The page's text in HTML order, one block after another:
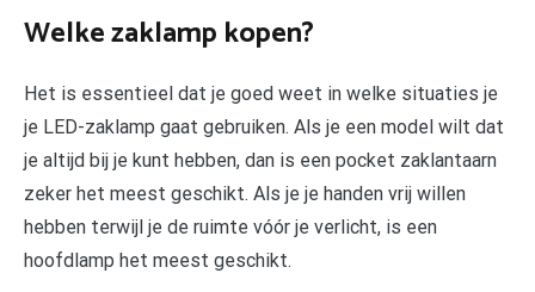
Welke zaklamp kopen?
Het is essentieel dat je goed weet in welke situaties je
je LED-zaklamp gaat gebruiken. Als je een model wilt dat
je altijd bij je kunt hebben, dan is een pocket zaklantaarn
zeker het meest geschikt. Als je je handen vrij willen
hebben terwijl je de ruimte vóór je verlicht, is een
hoofdlamp het meest geschikt.